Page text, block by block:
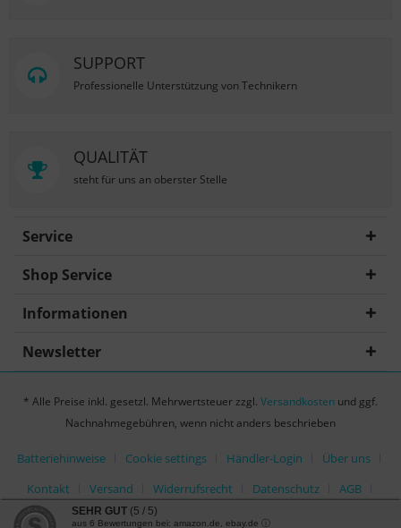
SUPPORT
Professionelle Unterstützung von Technikern
QUALITÄT
steht für uns an oberster Stelle
Service
Shop Service
Informationen
Newsletter
* Alle Preise inkl. gesetzl. Mehrwertsteuer zzgl. Versandkosten und ggf.
Nachnahmegebühren, wenn nicht anders beschrieben
Batteriehinweise Cookie settings Händler-Login
Über uns
Kontakt
Versand Widerrufsrecht Datenschutz
AGB
Impressum
SEHR GUT (5 / 5)
aus 6 Bewertungen bei: amazon.de, ebay.de ⓘ